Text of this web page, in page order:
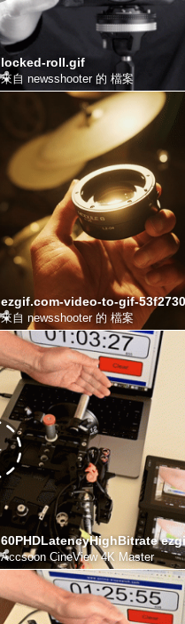
locked-roll.gif
來自 newsshooter 的 檔案
來自 newsshooter 的 檔案
Accsoon CineView 4K Master